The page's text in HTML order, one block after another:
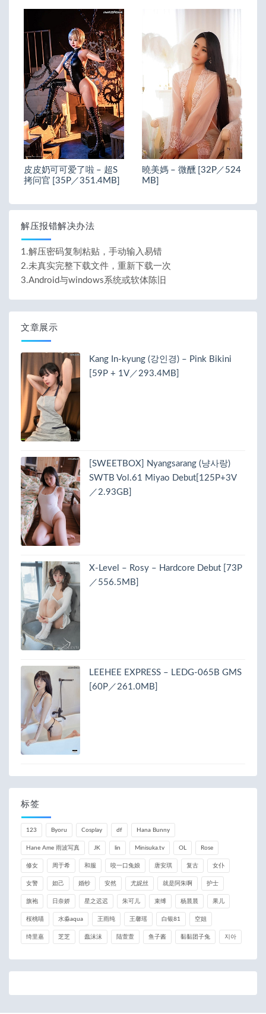
皮皮奶可可爱了啦 – 超S
拷问官 [35P／351.4MB]
曉美媽 – 微醺 [32P／524
MB]
解压报错解决办法
1.解压密码复制粘贴，手动输入易错
2.未真实完整下载文件，重新下载一次
3.Android与windows系统或软体陈旧
文章展示
Kang In-kyung (강인경) – Pink Bikini
[59P + 1V／293.4MB]
[SWEETBOX] Nyangsarang (냥사랑)
SWTB Vol.61 Miyao Debut[125P+3V
／2.93GB]
X-Level – Rosy – Hardcore Debut [73P
／556.5MB]
LEEHEE EXPRESS – LEDG-065B GMS
[60P／261.0MB]
标签
123 Byoru Cosplay df Hana Bunny
Hane Ame 雨波写真 JK lin Minisuka.tv OL Rose
修女 周于希 和服 咬一口兔娘 唐安琪 复古 女仆
女警 妲己 婚纱 安然 尤妮丝 就是阿朱啊 护士
旗袍 日奈娇 星之迟迟 朱可儿 束缚 杨晨晨 果儿
桜桃喵 水淼aqua 王雨纯 王馨瑶 白银81 空姐
绮里嘉 芝芝 蠢沫沫 陆萱萱 鱼子酱 黏黏团子兔 지아